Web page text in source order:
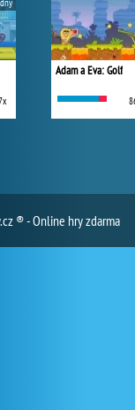
Adam a Eva: Golf
® - Online hry zdarma